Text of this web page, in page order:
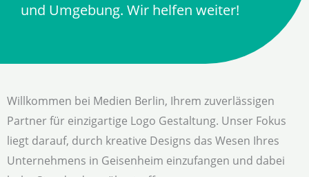
und Umgebung. Wir helfen weiter!
Willkommen bei Medien Berlin, Ihrem zuverlässigen
Partner für einzigartige Logo Gestaltung. Unser Fokus
liegt darauf, durch kreative Designs das Wesen Ihres
Unternehmens in Geisenheim einzufangen und dabei